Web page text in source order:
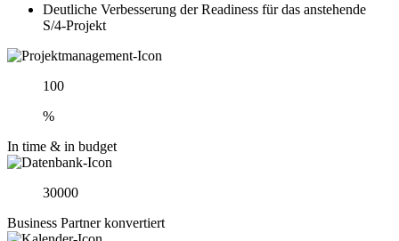
Deutliche Verbesserung der Readiness für das anstehende
S/4-Projekt
100
%
In time & in budget
30000
Business Partner konvertiert